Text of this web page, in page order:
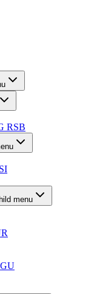
RSB
menu